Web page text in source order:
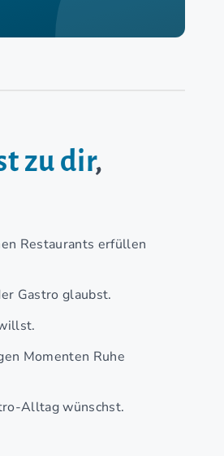
zu dir,
Restaurants erfüllen
Gastro glaubst.
Momenten Ruhe
Alltag wünschst.